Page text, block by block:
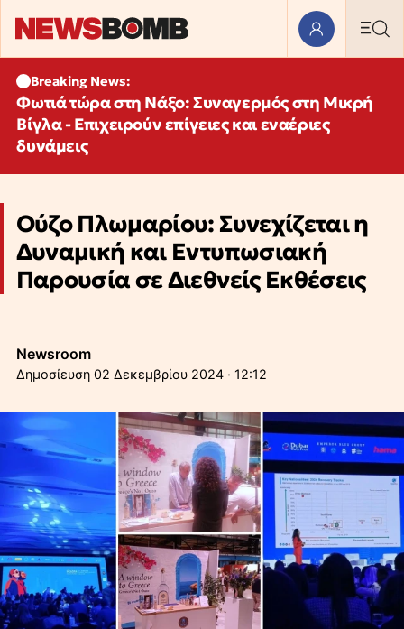
Breaking News:
Φωτιά τώρα στη Νάξο: Συναγερμός στη Μικρή
Βίγλα - Επιχειρούν επίγειες και εναέριες
δυνάμεις
Ούζο Πλωμαρίου: Συνεχίζεται η
Δυναμική και Εντυπωσιακή
Παρουσία σε Διεθνείς Εκθέσεις
Newsroom
02 Δεκεμβρίου 2024 · 12:12